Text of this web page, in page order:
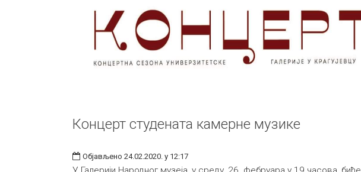
Концерт студената камерне музике
Објављено 24.02.2020. у 12:17